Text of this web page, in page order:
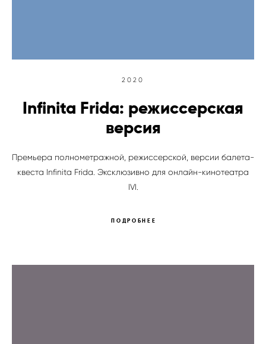
2020
Infinita Frida: режиссерская
версия
Премьера полнометражной, режиссерской, версии балета-
квеста Infinita Frida. Эксклюзивно для онлайн-кинотеатра
IVI.
ПОДРОБНЕЕ